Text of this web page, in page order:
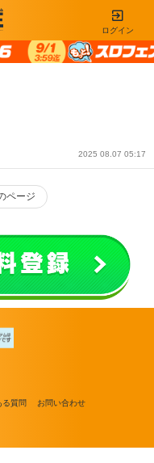
ログイン
2025 08.07 05:17
ページ
る質問 お問い合わせ